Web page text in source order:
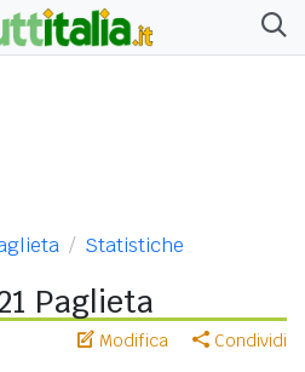
Statistiche
Paglieta
Modifica Condividi